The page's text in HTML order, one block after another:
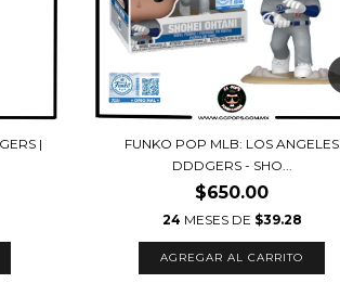
|
FUNKO POP MLB: LOS ANGELES
DDDGERS - SHO...
$650.00
24 MESES DE $39.28